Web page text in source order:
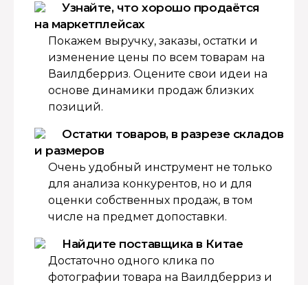
Узнайте, что хорошо продаётся
на маркетплейсах
Покажем выручку, заказы, остатки и
изменение цены по всем товарам на
Ваилдберриз. Оцените свои идеи на
основе динамики продаж близких
позиций.
Остатки товаров, в разрезе складов
и размеров
Очень удобный инструмент не только
для анализа конкурентов, но и для
оценки собственных продаж, в том
числе на предмет допоставки.
Найдите поставщика в Китае
Достаточно одного клика по
фотографии товара на Ваилдберриз и